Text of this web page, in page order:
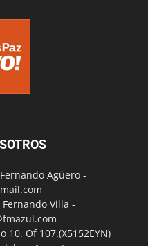
Agüero -
Villa -
10. Of 107.(X5152EYN)